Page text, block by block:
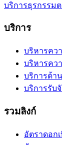
บริการธุรกรรม
บริการ
บริหารคว
บริหารคว
บริการด้า
บริการรับ
รวมลิงก์
อัตราดอก